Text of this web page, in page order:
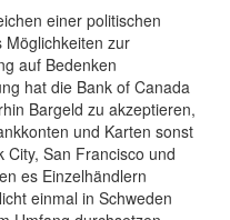
einer politischen
Möglichkeiten zur
auf Bedenken
hat die Bank of Canada
Bargeld zu akzeptieren,
und Karten sonst
City, San Francisco und
es Einzelhändlern
einmal in Schweden